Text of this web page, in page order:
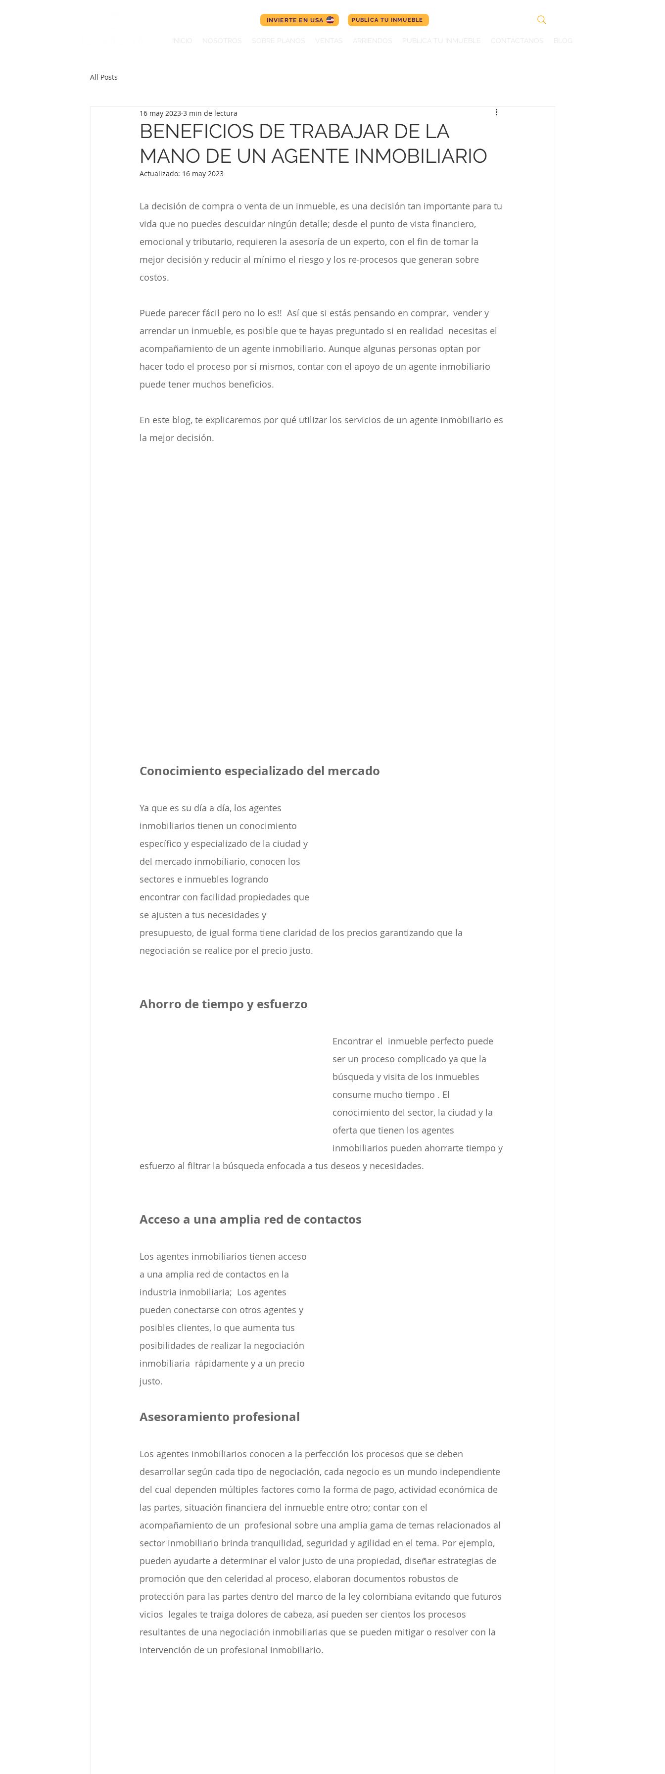
INVIERTE EN USA PUBLÍCA TU INMUEBLE
INICIO NOSOTROS SOBRE PLANOS VENTAS ARRIENDOS PUBLICA TU INMUEBLE CONTÁCTANOS BLOG
All Posts
BENEFICIOS DE TRABAJAR DE LA
MANO DE UN AGENTE INMOBILIARIO
16 may 2023 3 min de lectura
Actualizado: 16 may 2023
La decisión de compra o venta de un inmueble, es una decisión tan importante para tu
vida que no puedes descuidar ningún detalle; desde el punto de vista financiero,
emocional y tributario, requieren la asesoría de un experto, con el fin de tomar la
mejor decisión y reducir al mínimo el riesgo y los re-procesos que generan sobre
costos.
Puede parecer fácil pero no lo es!!  Así que si estás pensando en comprar,  vender y
arrendar un inmueble, es posible que te hayas preguntado si en realidad  necesitas el
acompañamiento de un agente inmobiliario. Aunque algunas personas optan por
hacer todo el proceso por sí mismos, contar con el apoyo de un agente inmobiliario
puede tener muchos beneficios.
En este blog, te explicaremos por qué utilizar los servicios de un agente inmobiliario es
la mejor decisión.
Conocimiento especializado del mercado
Ya que es su día a día, los agentes
inmobiliarios tienen un conocimiento
específico y especializado de la ciudad y
del mercado inmobiliario, conocen los
sectores e inmuebles logrando
encontrar con facilidad propiedades que
se ajusten a tus necesidades y
presupuesto, de igual forma tiene claridad de los precios garantizando que la
negociación se realice por el precio justo.
Ahorro de tiempo y esfuerzo
Encontrar el  inmueble perfecto puede
ser un proceso complicado ya que la
búsqueda y visita de los inmuebles
consume mucho tiempo . El
conocimiento del sector, la ciudad y la
oferta que tienen los agentes
inmobiliarios pueden ahorrarte tiempo y
esfuerzo al filtrar la búsqueda enfocada a tus deseos y necesidades.
Acceso a una amplia red de contactos
Los agentes inmobiliarios tienen acceso
a una amplia red de contactos en la
industria inmobiliaria;  Los agentes
pueden conectarse con otros agentes y
posibles clientes, lo que aumenta tus
posibilidades de realizar la negociación
inmobiliaria  rápidamente y a un precio
justo.
Asesoramiento profesional
Los agentes inmobiliarios conocen a la perfección los procesos que se deben
desarrollar según cada tipo de negociación, cada negocio es un mundo independiente
del cual dependen múltiples factores como la forma de pago, actividad económica de
las partes, situación financiera del inmueble entre otro; contar con el
acompañamiento de un  profesional sobre una amplia gama de temas relacionados al
sector inmobiliario brinda tranquilidad, seguridad y agilidad en el tema. Por ejemplo,
pueden ayudarte a determinar el valor justo de una propiedad, diseñar estrategias de
promoción que den celeridad al proceso, elaboran documentos robustos de
protección para las partes dentro del marco de la ley colombiana evitando que futuros
vicios  legales te traiga dolores de cabeza, así pueden ser cientos los procesos
resultantes de una negociación inmobiliarias que se pueden mitigar o resolver con la
intervención de un profesional inmobiliario.